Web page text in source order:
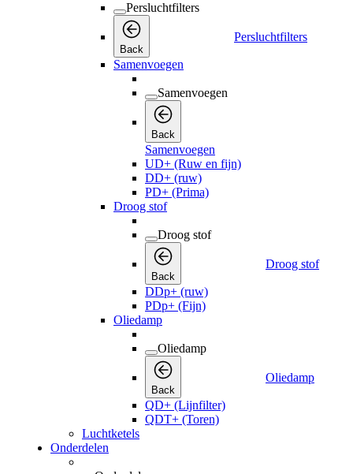
Persluchtfilters
Back
Persluchtfilters
Samenvoegen
Samenvoegen
Back
Samenvoegen
UD+ (Ruw en fijn)
DD+ (ruw)
PD+ (Prima)
Droog stof
Droog stof
Back
Droog stof
DDp+ (ruw)
PDp+ (Fijn)
Oliedamp
Oliedamp
Back
Oliedamp
QD+ (Lijnfilter)
QDT+ (Toren)
Luchtketels
Onderdelen